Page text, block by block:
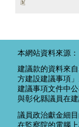
本網站資料來源：
建議款的資料來自
方建設建議事項
建議事項文件中
與彰化縣議員在建
議員政治獻金細
在監察院的電腦